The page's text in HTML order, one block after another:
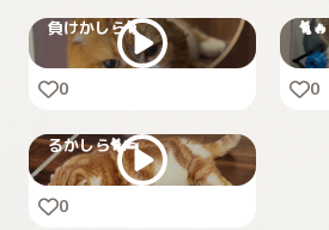
負けかしら🐈
0
🐈🔥
0
るかしら🐈🛌
0